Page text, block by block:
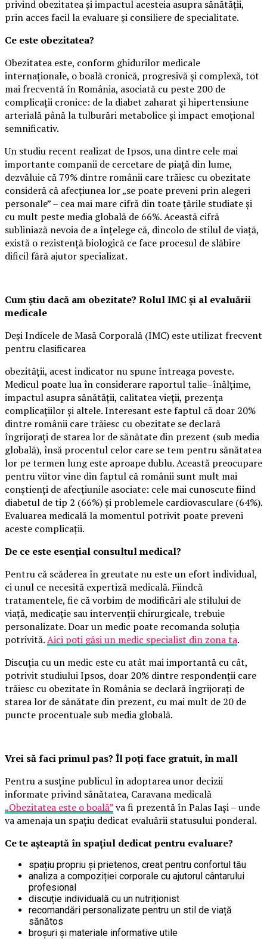
privind obezitatea și impactul acesteia asupra sănătății,
prin acces facil la evaluare și consiliere de specialitate.
Ce este obezitatea?
Obezitatea este, conform ghidurilor medicale
internaționale, o boală cronică, progresivă și complexă, tot
mai frecventă în România, asociată cu peste 200 de
complicații cronice: de la diabet zaharat și hipertensiune
arterială până la tulburări metabolice și impact emoțional
semnificativ.
Un studiu recent realizat de Ipsos, una dintre cele mai
importante companii de cercetare de piață din lume,
dezvăluie că 79% dintre românii care trăiesc cu obezitate
consideră că afecțiunea lor „se poate preveni prin alegeri
personale” – cea mai mare cifră din toate țările studiate și
cu mult peste media globală de 66%. Această cifră
subliniază nevoia de a înțelege că, dincolo de stilul de viață,
există o rezistență biologică ce face procesul de slăbire
dificil fără ajutor specializat.
Cum știu dacă am obezitate? Rolul IMC și al evaluării
medicale
Deși Indicele de Masă Corporală (IMC) este utilizat frecvent
pentru clasificarea
obezității, acest indicator nu spune întreaga poveste.
Medicul poate lua în considerare raportul talie–înălțime,
impactul asupra sănătății, calitatea vieții, prezența
complicațiilor și altele. Interesant este faptul că doar 20%
dintre românii care trăiesc cu obezitate se declară
îngrijorați de starea lor de sănătate din prezent (sub media
globală), însă procentul celor care se tem pentru sănătatea
lor pe termen lung este aproape dublu. Această preocupare
pentru viitor vine din faptul că românii sunt mult mai
conștienți de afecțiunile asociate: cele mai cunoscute fiind
diabetul de tip 2 (66%) și problemele cardiovasculare (64%).
Evaluarea medicală la momentul potrivit poate preveni
aceste complicații.
De ce este esențial consultul medical?
Pentru că scăderea în greutate nu este un efort individual,
ci unul ce necesită expertiză medicală. Fiindcă
tratamentele, fie că vorbim de modificări ale stilului de
viață, medicație sau intervenții chirurgicale, trebuie
personalizate. Doar un medic poate recomanda soluția
potrivită.Aici poți găsi un medic specialist din zona ta.
Discuția cu un medic este cu atât mai importantă cu cât,
potrivit studiului Ipsos, doar 20% dintre respondenții care
trăiesc cu obezitate în România se declară îngrijorați de
starea lor de sănătate din prezent, cu mai mult de 20 de
puncte procentuale sub media globală.
Vrei să faci primul pas? Îl poți face gratuit, în mall
Pentru a susține publicul în adoptarea unor decizii
informate privind sănătatea, Caravana medicală
„Obezitatea este o boală”va fi prezentă în Palas Iași – unde
va amenaja un spațiu dedicat evaluării statusului ponderal.
Ce te așteaptă în spațiul dedicat pentru evaluare?
spațiu propriu și prietenos, creat pentru confortul tău
analiza a compoziției corporale cu ajutorul cântarului
profesional
discuție individuală cu un nutriționist
recomandări personalizate pentru un stil de viață
sănătos
broșuri și materiale informative utile